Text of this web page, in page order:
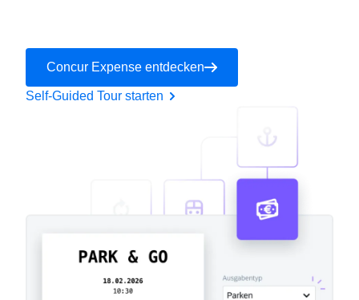
Concur Expense entdecken
Self-Guided Tour starten